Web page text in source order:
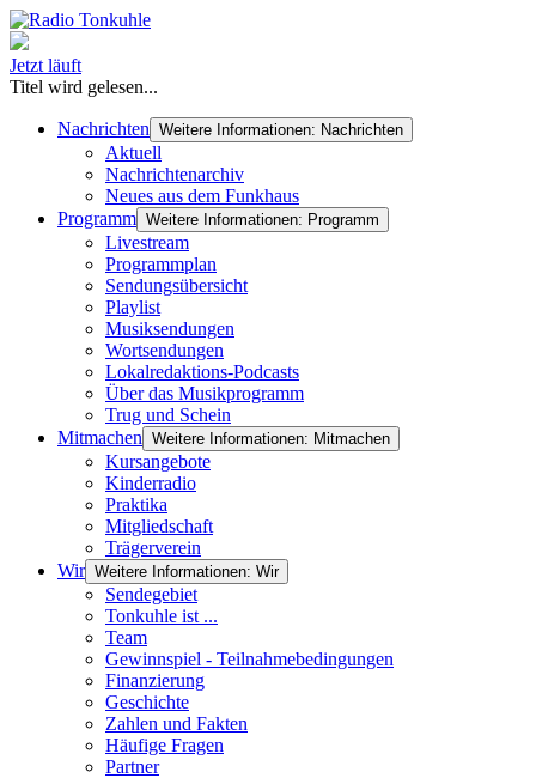
Jetzt läuft
Titel wird gelesen...
Nachrichten Weitere Informationen: Nachrichten
Aktuell
Nachrichtenarchiv
Neues aus dem Funkhaus
Programm Weitere Informationen: Programm
Livestream
Programmplan
Sendungsübersicht
Playlist
Musiksendungen
Wortsendungen
Lokalredaktions-Podcasts
Über das Musikprogramm
Trug und Schein
Mitmachen Weitere Informationen: Mitmachen
Kursangebote
Kinderradio
Praktika
Mitgliedschaft
Trägerverein
Wir Weitere Informationen: Wir
Sendegebiet
Tonkuhle ist ...
Team
Gewinnspiel - Teilnahmebedingungen
Finanzierung
Geschichte
Zahlen und Fakten
Häufige Fragen
Partner